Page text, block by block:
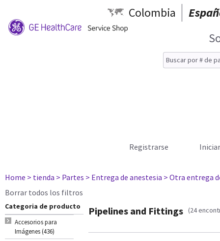
Colombia
Registrarse
Home > tienda > Partes > Entrega de anestesia > Otra entrega
Borrar todos los filtros
Categoria de producto
Accesorios para
Imágenes (436)
Pipelines and Fittings (24